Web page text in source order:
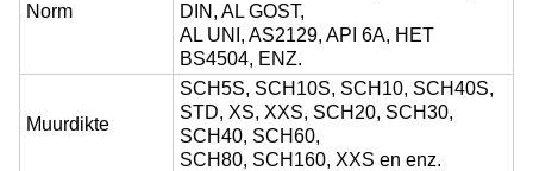
Norm
DIN, AL GOST,
AL UNI, AS2129, API 6A, HET
BS4504, ENZ.
Muurdikte
SCH5S, SCH10S, SCH10, SCH40S,
STD, XS, XXS, SCH20, SCH30,
SCH40, SCH60,
SCH80, SCH160, XXS en enz.